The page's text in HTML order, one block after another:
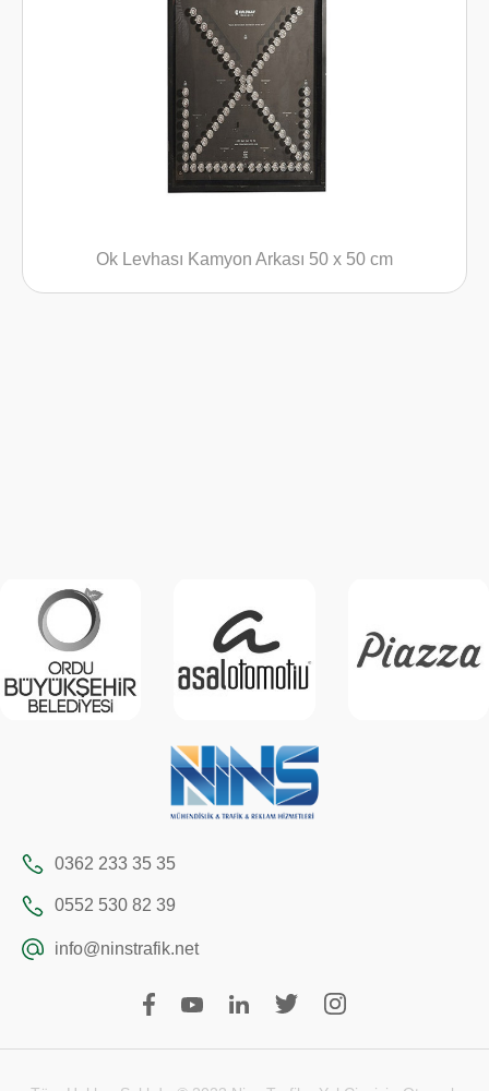
Ok Levhası Kamyon Arkası 50 x 50 cm
0362 233 35 35
0552 530 82 39
info@ninstrafik.net